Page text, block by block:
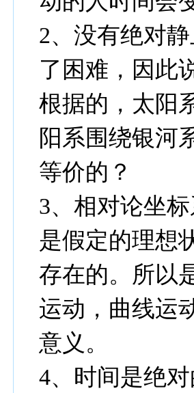
2、没有绝对
了困难，因此
根据的，太阳
阳系围绕银河
等价的？
3、相对论坐
是假定的理想
存在的。所以
运动，曲线运
意义。
4、时间是绝